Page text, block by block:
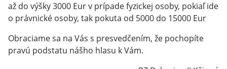
až do výšky 3000 Eur v prípade fyzickej osoby, pokiaľ ide
o právnické osoby, tak pokuta od 5000 do 15000 Eur
Obraciame sa na Vás s presvedčením, že pochopíte
pravú podstatu nášho hlasu k Vám.